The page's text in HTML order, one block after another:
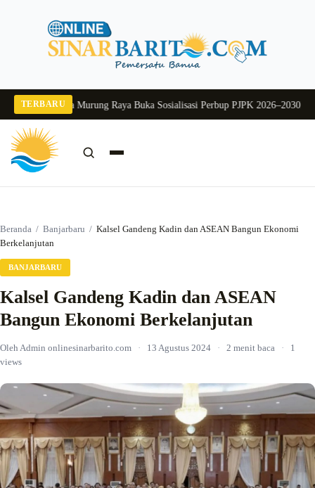
TERBARU
Pj Sekda Murung Raya Buka Sosialisasi Perbup PJPK 2026–2030Dukung
Beranda / Banjarbaru / Kalsel Gandeng Kadin dan ASEAN Bangun Ekonomi
Berkelanjutan
BANJARBARU
Kalsel Gandeng Kadin dan ASEAN
Bangun Ekonomi Berkelanjutan
Oleh Admin onlinesinarbarito.com · 13 Agustus 2024 · 2 menit baca ·
1
views